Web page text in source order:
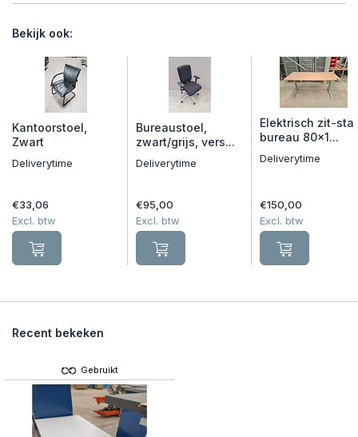
Bekijk ook:
Kantoorstoel,
Zwart
Deliverytime
€33,06
Excl. btw
Bureaustoel,
zwart/grijs, vers...
Deliverytime
€95,00
Excl. btw
Elektrisch zit-sta
bureau 80x1...
Deliverytime
€150,00
Excl. btw
Recent bekeken
Gebruikt